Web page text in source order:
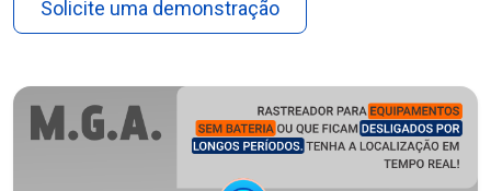
Solicite uma demonstração